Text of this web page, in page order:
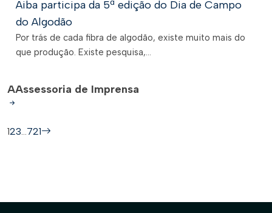
Aiba participa da 5ª edição do Dia de Campo
do Algodão
Por trás de cada fibra de algodão, existe muito mais do
que produção. Existe pesquisa,...
AAssessoria de Imprensa
123…721